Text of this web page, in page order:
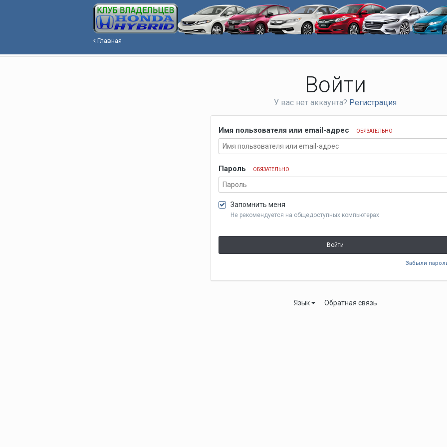
Главная
Войти
У вас нет аккаунта? Регистрация
Имя пользователя или email-адрес ОБЯЗАТЕЛЬНО
Пароль ОБЯЗАТЕЛЬНО
Запомнить меня
Не рекомендуется на общедоступных компьютерах
Войти
Забыли
Язык Обратная связь